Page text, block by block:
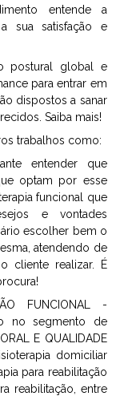
entende a
sua satisfação e
postural global e
para entrar em
dispostos a sanar
Saiba mais!
trabalhos como:
entender que
optam por esse
funcional que
e vontades
escolher bem o
atendendo de
cliente realizar. É
FUNCIONAL -
no segmento de
E QUALIDADE
domiciliar
para reabilitação
reabilitação, entre